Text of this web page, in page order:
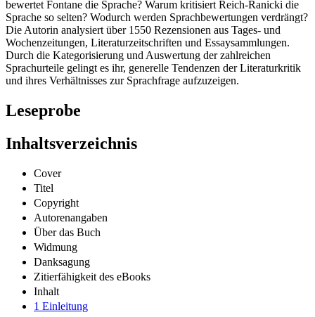
bewertet Fontane die Sprache? Warum kritisiert Reich-Ranicki die
Sprache so selten? Wodurch werden Sprachbewertungen verdrängt?
Die Autorin analysiert über 1550 Rezensionen aus Tages- und
Wochenzeitungen, Literaturzeitschriften und Essaysammlungen.
Durch die Kategorisierung und Auswertung der zahlreichen
Sprachurteile gelingt es ihr, generelle Tendenzen der Literaturkritik
und ihres Verhältnisses zur Sprachfrage aufzuzeigen.
Leseprobe
Inhaltsverzeichnis
Cover
Titel
Copyright
Autorenangaben
Über das Buch
Widmung
Danksagung
Zitierfähigkeit des eBooks
Inhalt
1 Einleitung